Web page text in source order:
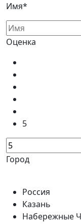
Имя*
Оценка
5
Город
Россия
Казань
Набережные